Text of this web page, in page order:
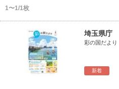
1〜1/1枚
新着
埼玉県庁
彩の国だよ